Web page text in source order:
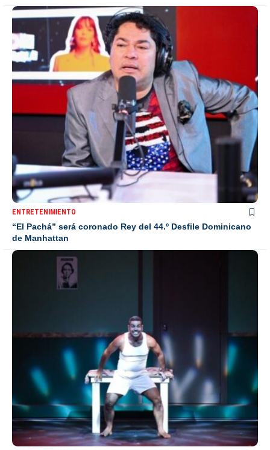
ENTRETENIMIENTO
“El Pachá” será coronado Rey del 44.º Desfile Dominicano
de Manhattan